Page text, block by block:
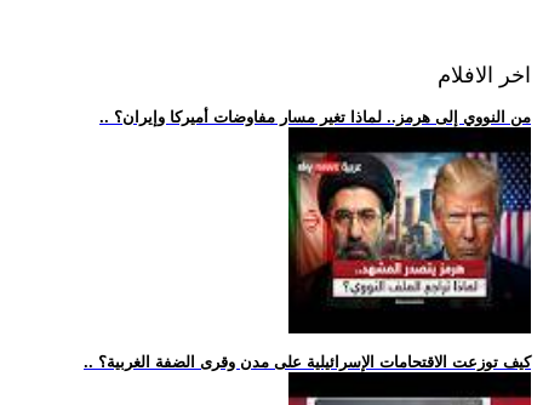
اخر الافلام
.. من النووي إلى هرمز.. لماذا تغير مسار مفاوضات أميركا وإيران؟
.. كيف توزعت الاقتحامات الإسرائيلية على مدن وقرى الضفة الغربية؟